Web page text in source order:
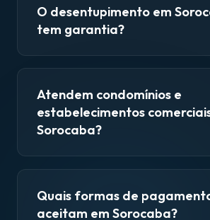
O desentupimento em
tem garantia?
Atendem condomínios e
estabelecimentos
Sorocaba?
Quais formas de
aceitam em Sorocaba?